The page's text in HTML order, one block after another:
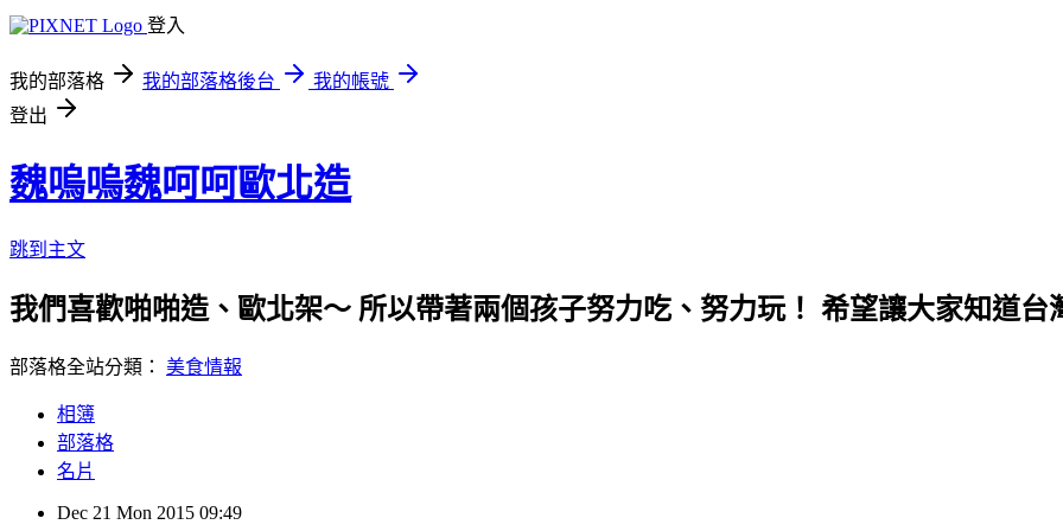
登入
我的部落格 我的部落格後台
我的帳號
登出
魏嗚嗚魏呵呵歐北造
跳到主文
我們喜歡啪啪造、歐北架～ 所以帶著兩個孩子努力吃、努力玩！ 希望讓大家知道台
部落格全站分類： 美食情報
相簿
部落格
名片
Dec 21 Mon 2015 09:49